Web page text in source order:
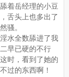
着岳经理的小豆
舌头上也多出了
骚。
水全数舔进了我
早已硬的不行
时，看到了她的
过的东西啊！